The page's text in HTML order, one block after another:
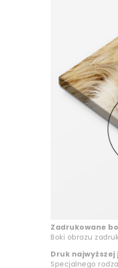
Zadrukowane
Boki obrazu
Druk
Specjalnego